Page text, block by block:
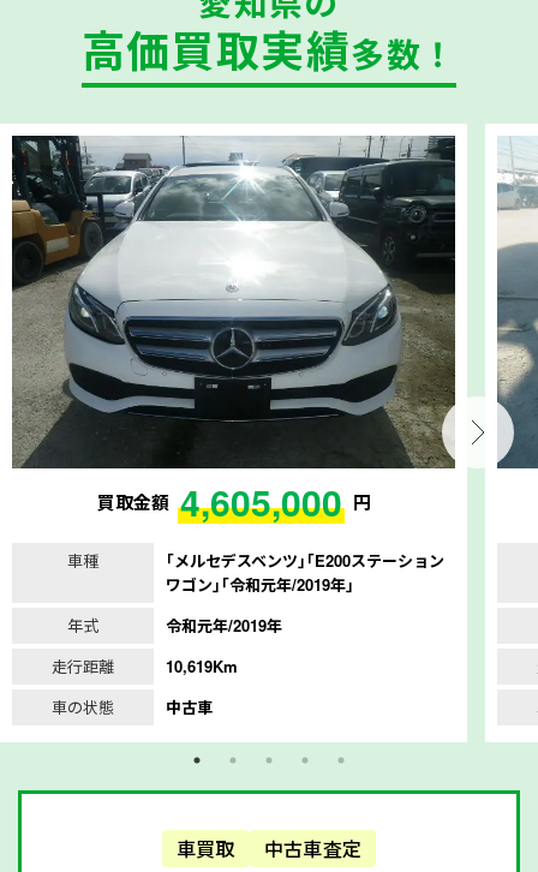
高価買取実績多数！
買取金額 4,605,000 円
車種
｢メルセデスベンツ｣｢E200ステーション
ワゴン｣｢令和元年/2019年｣
年式
令和元年/2019年
走行距離
10,619Km
車の状態
中古車
車買取 中古車査定